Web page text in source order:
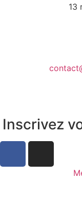
13
Inscrivez